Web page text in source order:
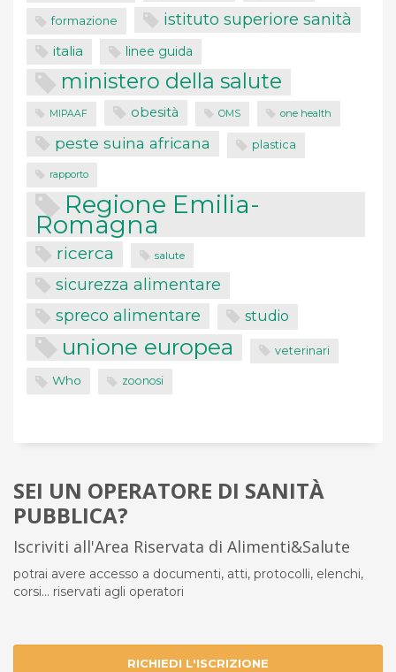
formazione istituto superiore sanità
italia linee guida
ministero della salute
MIPAAF obesità OMS one health
peste suina africana plastica
rapporto
Regione Emilia-
Romagna
ricerca salute
sicurezza alimentare
spreco alimentare studio
unione europea veterinari
Who zoonosi
SEI UN OPERATORE DI SANITÀ
PUBBLICA?
Iscriviti all'Area Riservata di Alimenti&Salute
potrai avere accesso a documenti, atti, protocolli, elenchi,
corsi... riservati agli operatori
RICHIEDI L'ISCRIZIONE